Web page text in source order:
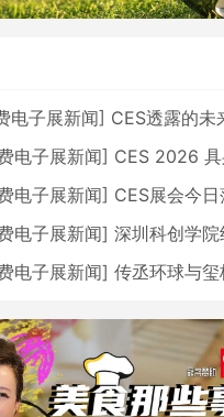
电子展新闻] CES透露的未来：AI、
电子展新闻] CES 2026 具身智能与
电子展新闻] CES展会今日落幕 预计
电子展新闻] 深圳科创学院组团
电子展新闻] 传丞环球与玺格和